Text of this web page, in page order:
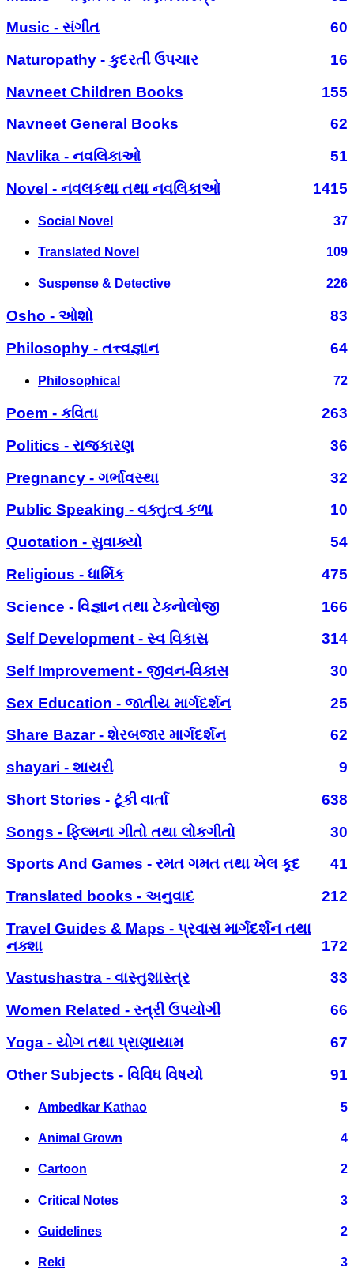
Music - સંગીત
60
Naturopathy - કુદરતી ઉપચાર
16
Navneet Children Books
155
Navneet General Books
62
Navlika - નવલિકાઓ
51
Novel - નવલકથા તથા નવલિકાઓ
1415
Social Novel 37
Translated Novel 109
Suspense & Detective 226
Osho - ઓશો
83
Philosophy - તત્ત્વજ્ઞાન
64
Philosophical 72
Poem - કવિતા
263
Politics - રાજકારણ
36
Pregnancy - ગર્ભાવસ્થા
32
Public Speaking - વક્તુત્વ કળા
10
Quotation - સુવાક્યો
54
Religious - ધાર્મિક
475
Science - વિજ્ઞાન તથા ટેકનોલોજી
166
Self Development - સ્વ વિકાસ
314
Self Improvement - જીવન-વિકાસ
30
Sex Education - જાતીય માર્ગદર્શન
25
Share Bazar - શેરબજાર માર્ગદર્શન
62
shayari - શાયરી
9
Short Stories - ટૂંકી વાર્તા
638
Songs - ફિલ્મના ગીતો તથા લોકગીતો
30
Sports And Games - રમત ગમત તથા ખેલ કૂદ
41
Translated books - અનુવાદ
212
Travel Guides & Maps - પ્રવાસ માર્ગદર્શન તથા
નક્શા
172
Vastushastra - વાસ્તુશાસ્ત્ર
33
Women Related - સ્ત્રી ઉપયોગી
66
Yoga - યોગ તથા પ્રાણાયામ
67
Other Subjects - વિવિધ વિષયો
91
Ambedkar Kathao 5
Animal Grown 4
Cartoon 2
Critical Notes 3
Guidelines 2
Reki 3